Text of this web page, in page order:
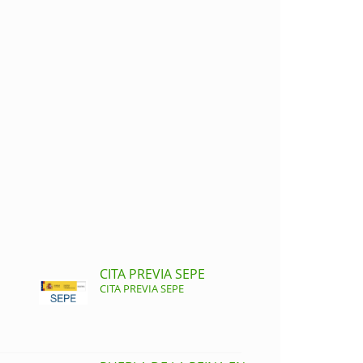
CITA PREVIA SEPE
CITA PREVIA SEPE